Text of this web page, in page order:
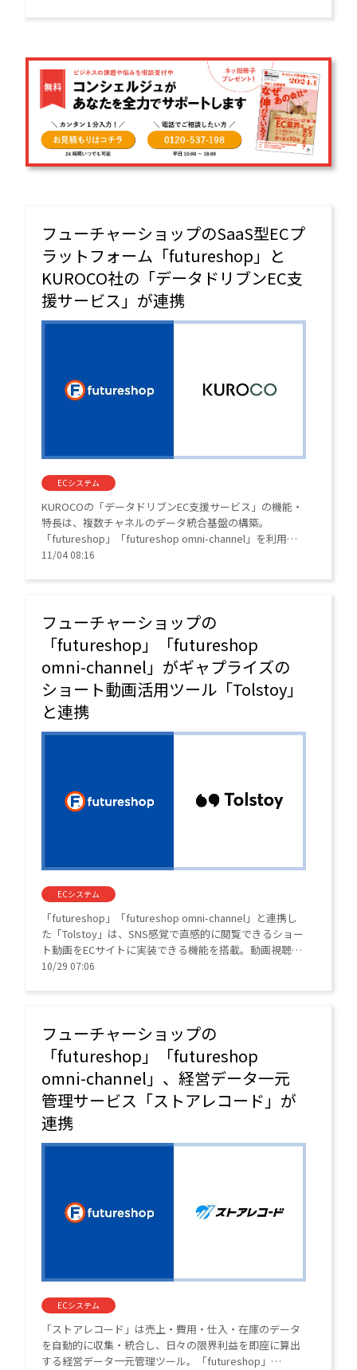
フューチャーショップのSaaS型ECプ
ラットフォーム「futureshop」と
KUROCO社の「データドリブンEC支
援サービス」が連携
ECシステム
KUROCOの「データドリブンEC支援サービス」の機能・
特長は、複数チャネルのデータ統合基盤の構築。
「futureshop」「futureshop omni-channel」を利用中
のEC事業者は「データドリブンEC支援サービス」を活用
る。
11/04 08:16
フューチャーショップの
「futureshop」「futureshop
omni-channel」がギャプライズの
ショート動画活用ツール「Tolstoy」
と連携
ECシステム
「futureshop」「futureshop omni-channel」と連携し
た「Tolstoy」は、SNS感覚で直感的に閲覧できるショー
ト動画をECサイトに実装できる機能を搭載。動画視聴中
に表示されるバナーからそのまま商品を購入できる「シ
10/29 07:06
フューチャーショップの
「futureshop」「futureshop
omni-channel」、経営データ一元
管理サービス「ストアレコード」が
連携
ECシステム
「ストアレコード」は売上・費用・仕入・在庫のデータ
を自動的に収集・統合し、日々の限界利益を即座に算出
する経営データ一元管理ツール。「futureshop」